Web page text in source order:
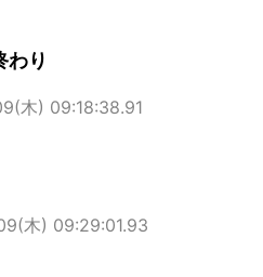
わり
木) 09:18:38.91
木) 09:29:01.93